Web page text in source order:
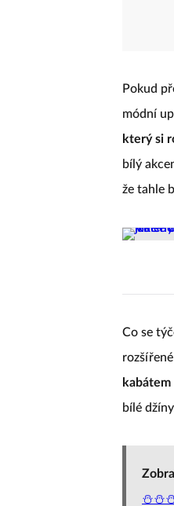
Pokud
módní
který si
bílý
že tahle
Co se
bílé